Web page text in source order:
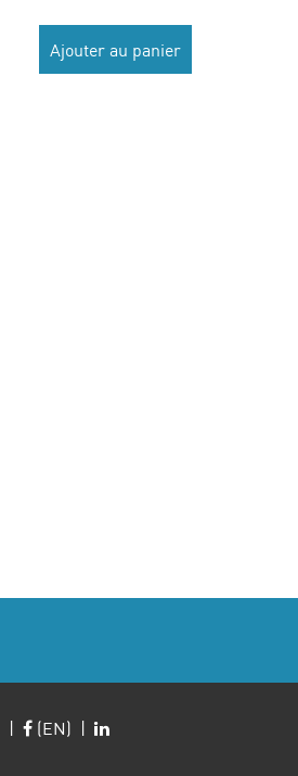
Ajouter au panier
| (EN) |